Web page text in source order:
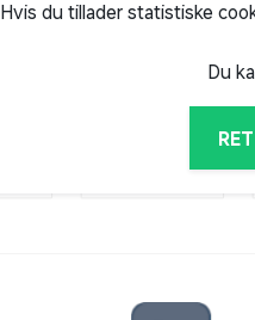
Hvis du tillader statistiske
Du